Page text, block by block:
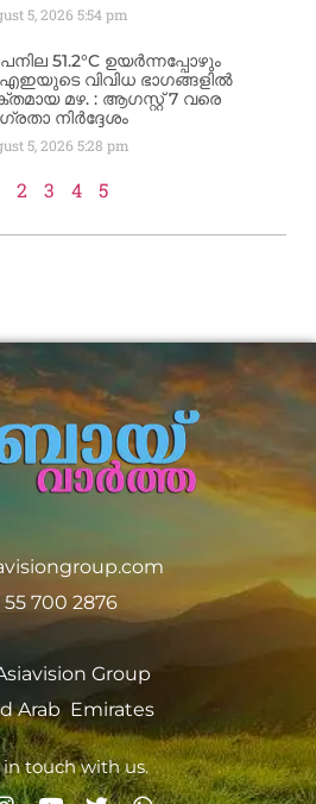
5, 20265:54 pm
51.2°C ഉയർന്നപ്പോഴും
വിവിധ ഭാഗങ്ങളിൽ
മഴ. : ആഗസ്റ്റ് 7 വരെ
നിർദ്ദേശം
5, 20265:28 pm
2 3 4 5
55 700 2876
Group
Arab Emirates
touch with us.